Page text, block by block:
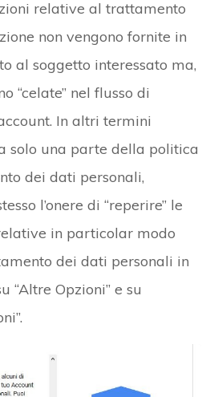
relative al trattamento
non vengono fornite in
al soggetto interessato ma,
“celate” nel flusso di
In altri termini
solo una parte della politica
dei dati personali,
l’onere di “reperire” le
in particolar modo
dei dati personali in
“Altre Opzioni” e su